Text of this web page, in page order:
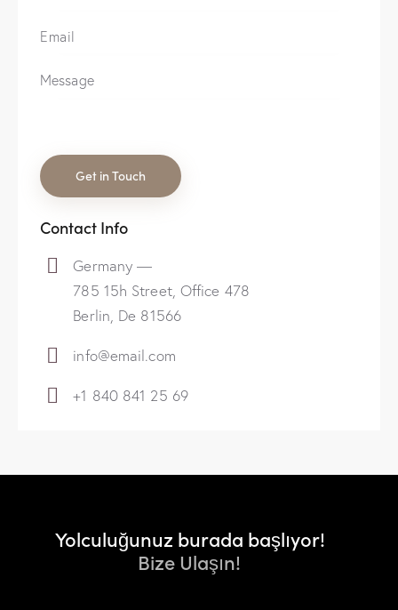
Contact Info
Germany —
785 15h Street, Office 478
Berlin, De 81566
info@email.com
+1 840 841 25 69
Yolculuğunuz burada başlıyor!
Bize Ulaşın!